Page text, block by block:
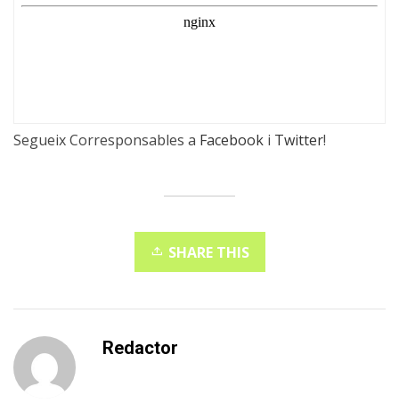
Segueix Corresponsables a Facebook i Twitter!
SHARE THIS
Redactor